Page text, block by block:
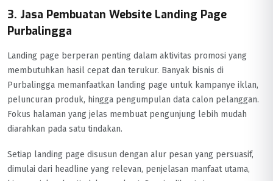
3. Jasa Pembuatan Website Landing Page
Purbalingga
Landing page berperan penting dalam aktivitas promosi yang
membutuhkan hasil cepat dan terukur. Banyak bisnis di
Purbalingga memanfaatkan landing page untuk kampanye iklan,
peluncuran produk, hingga pengumpulan data calon pelanggan.
Fokus halaman yang jelas membuat pengunjung lebih mudah
diarahkan pada satu tindakan.
Setiap landing page disusun dengan alur pesan yang persuasif,
dimulai dari headline yang relevan, penjelasan manfaat utama,